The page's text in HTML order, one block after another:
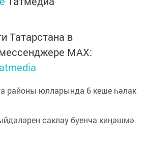
Татарстана в
MАХ:
районы юлларында 6 кеше һәлак
саклау буенча киңәшмә